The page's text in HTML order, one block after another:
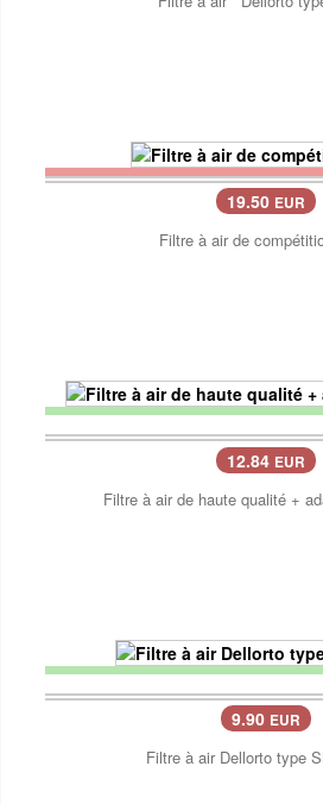
19.50 EUR
Filtre à air de
12.84 EUR
Filtre à air de haute qualité +
9.90 EUR
Filtre à air Dellorto type